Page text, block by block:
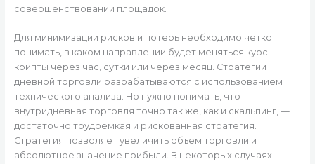
совершенствовании площадок.
Для минимизации рисков и потерь необходимо четко
понимать, в каком направлении будет меняться курс
крипты через час, сутки или через месяц. Стратегии
дневной торговли разрабатываются с использованием
технического анализа. Но нужно понимать, что
внутридневная торговля точно так же, как и скальпинг, —
достаточно трудоемкая и рискованная стратегия.
Стратегия позволяет увеличить объем торговли и
абсолютное значение прибыли. В некоторых случаях